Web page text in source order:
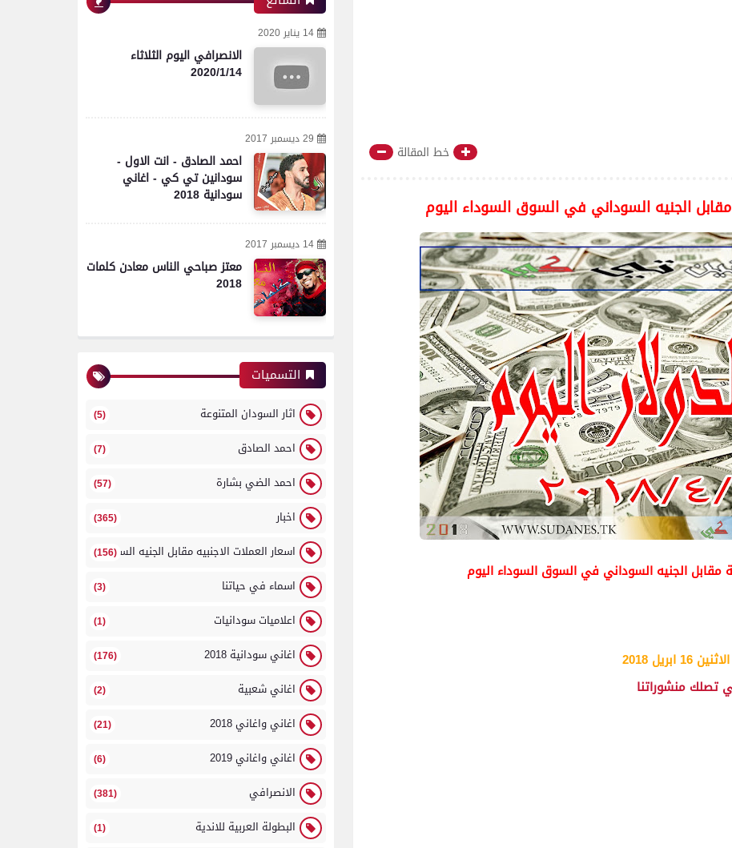
خط المقالة
مقابل الجنيه السوداني في السوق السوداء اليوم
مقابل الجنيه السوداني في السوق السوداء اليوم
الاثنين 16 ابريل 2018
تصلك منشوراتنا
14 يناير 2020
الانصرافي اليوم الثلاثاء
2020/1/14
29 ديسمبر 2017
احمد الصادق - انت الاول -
سودانين تي كي - اغاني
سودانية 2018
14 ديسمبر 2017
معتز صباحي الناس معادن كلمات
2018
التسميات
اثار السودان المتنوعة (5)
احمد الصادق (7)
احمد الضي بشارة (57)
اخبار (365)
اسعار العملات الاجنبيه مقابل الجنيه السوداني
(156)
اسماء في حياتنا (3)
اعلاميات سودانيات (1)
اغاني سودانية 2018 (176)
اغاني شعبية (2)
اغاني واغاني 2018 (21)
اغاني واغاني 2019 (6)
الانصرافي (381)
البطولة العربية للاندية (1)